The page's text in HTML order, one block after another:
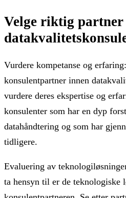
Velge riktig
Vurdere kompetanse og
konsulentpartner innen
vurdere deres ekspertise og
konsulenter som har en dyp
datahåndtering og som har
tidligere.
Evaluering av
ta hensyn til er de teknologiske